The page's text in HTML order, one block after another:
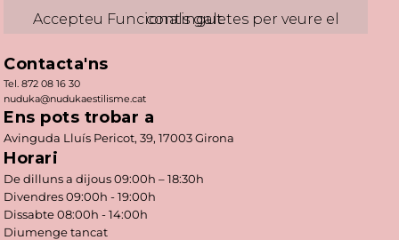
Accepteu Funcionals
galetes per veure el contingut.
Contacta'ns
Tel. 872 08 16 30
nuduka@nudukaestilisme.cat
Ens pots trobar a
Avinguda Lluís Pericot, 39, 17003 Girona
Horari
De dilluns a dijous 09:00h – 18:30h
Divendres 09:00h - 19:00h
Dissabte 08:00h - 14:00h
Diumenge tancat